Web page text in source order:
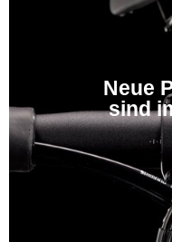
Neue
sind